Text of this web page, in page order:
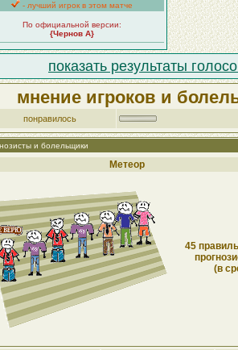
- лучший игрок в этом матче
По официальной версии:
{Чернов А}
показать результаты
мнение игроков и
понравилось
и болельщики
Метеор
45
(в